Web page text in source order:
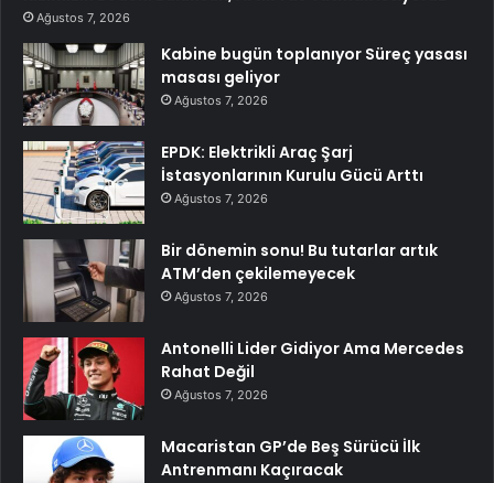
Ağustos 7, 2026
Kabine bugün toplanıyor Süreç yasası
masası geliyor
Ağustos 7, 2026
EPDK: Elektrikli Araç Şarj
İstasyonlarının Kurulu Gücü Arttı
Ağustos 7, 2026
Bir dönemin sonu! Bu tutarlar artık
ATM’den çekilemeyecek
Ağustos 7, 2026
Antonelli Lider Gidiyor Ama Mercedes
Rahat Değil
Ağustos 7, 2026
Macaristan GP’de Beş Sürücü İlk
Antrenmanı Kaçıracak